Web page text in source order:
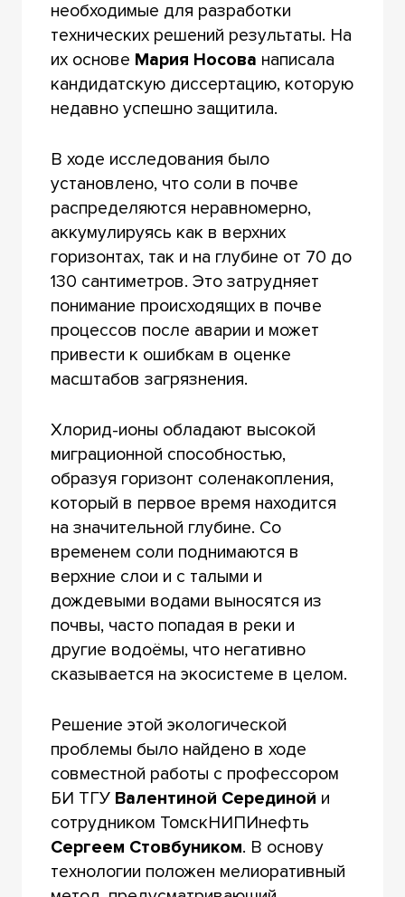
необходимые для разработки
технических решений результаты. На
их основе Мария Носова написала
кандидатскую диссертацию, которую
недавно успешно защитила.
В ходе исследования было
установлено, что соли в почве
распределяются неравномерно,
аккумулируясь как в верхних
горизонтах, так и на глубине от 70 до
130 сантиметров. Это затрудняет
понимание происходящих в почве
процессов после аварии и может
привести к ошибкам в оценке
масштабов загрязнения.
Хлорид-ионы обладают высокой
миграционной способностью,
образуя горизонт соленакопления,
который в первое время находится
на значительной глубине. Со
временем соли поднимаются в
верхние слои и с талыми и
дождевыми водами выносятся из
почвы, часто попадая в реки и
другие водоёмы, что негативно
сказывается на экосистеме в целом.
Решение этой экологической
проблемы было найдено в ходе
совместной работы с профессором
БИ ТГУ Валентиной Серединой и
сотрудником ТомскНИПИнефть
Сергеем Стовбуником. В основу
технологии положен мелиоративный